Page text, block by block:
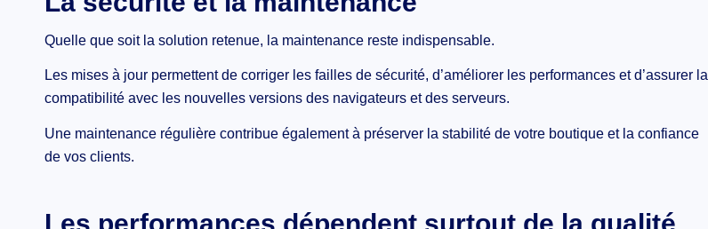
Quelle que soit la solution retenue, la maintenance reste indispensable.
Les mises à jour permettent de corriger les failles de sécurité, d’améliorer les performances et d’assurer la
compatibilité avec les nouvelles versions des navigateurs et des serveurs.
Une maintenance régulière contribue également à préserver la stabilité de votre boutique et la confiance
de vos clients.